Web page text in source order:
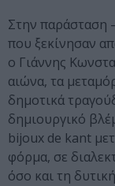
Στην παράσταση
που ξεκίνησαν
ο Γιάννης
αιώνα, τα
δημοτικά
δημιουργικό
bijoux de kant
φόρμα, σε
όσο και τη